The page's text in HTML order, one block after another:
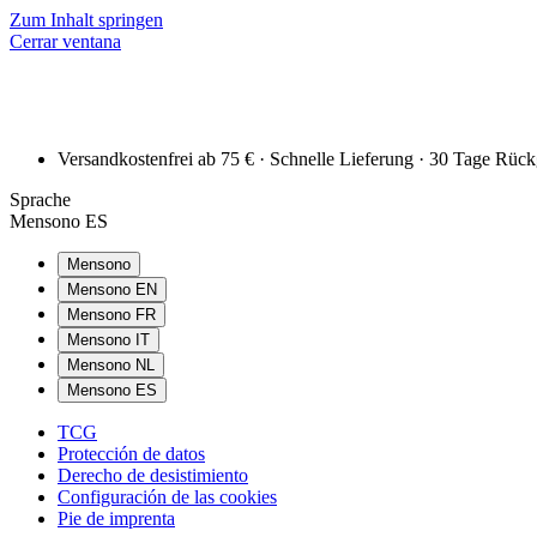
Zum Inhalt springen
Cerrar ventana
Versandkostenfrei ab 75 € · Schnelle Lieferung · 30 Tage
Sprache
Mensono ES
Mensono
Mensono EN
Mensono FR
Mensono IT
Mensono NL
Mensono ES
TCG
Protección de datos
Derecho de desistimiento
Configuración de las cookies
Pie de imprenta